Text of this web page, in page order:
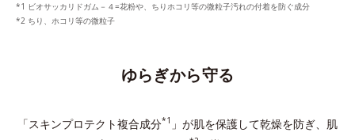
ビオサッカリドガム－４=花粉や、ちりホコリ等の微粒子汚れの付着を防ぐ成分
ちり、ホコリ等の微粒子
ゆらぎから守る
「スキンプロテクト複合成分*1 」が肌を保護して乾燥を防ぎ、 肌